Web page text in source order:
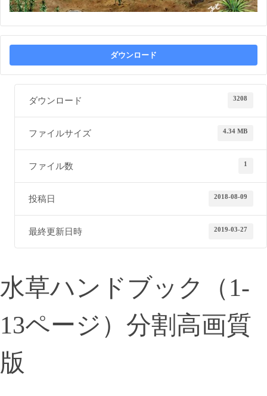
ダウンロード
ダウンロード 3208
ファイルサイズ 4.34 MB
ファイル数 1
投稿日 2018-08-09
最終更新日時 2019-03-27
水草ハンドブック（1-
13ページ）分割高画質
版